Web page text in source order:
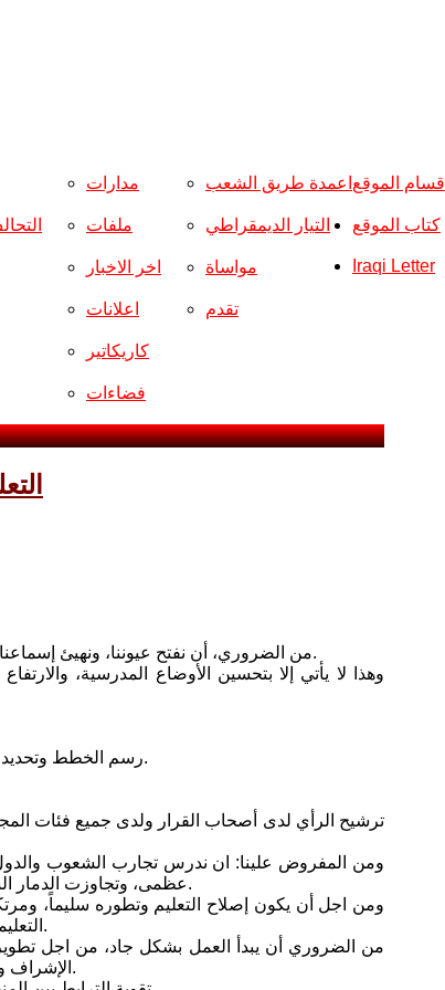
اقسام الموقع مدارات
ملفات
اخر الاخبار
اعلانات
كاريكاتير
فضاءات
اعمدة طريق الشعب
التيار الديمقراطي
مواساة
تقدم
كتاب الموقع
Iraqi Letter
من الضروري، أن نفتح عيوننا، ونهيئ إسماعنا ومداركنا، ونوجه اهتمامنا من اجل مستقبل أفضل لفلذات أكبادنا الطلبة، لتحقيق طموحهم وآمالهم.
وهذا لا يأتي إلا بتحسين الأوضاع المدرسية،
* رسم الخطط وتحديد الأهداف التربوية، لمسيرة فعالة تساعد على تحقيق نجاح التنمية الاقتصادية والاجتماعية والبشرية.
عظمى، وتجاوزت الدمار الشامل الذي لحق بها، في الحرب العالمية الثانية، وخلقت المعجزات بواسطة نظامها التربوي الفاعل.
التعليمي، وبين جميع المربين والساسة ومنظمات العمل المدني المهتمة بأمور التربية والتعليم، وكل الآباء.
الإشراف والتطوير، والإرادة، وتعزيز اللا مركزية، وتكريس مفهوم، استقلالية المدرسة، وتوثيق صلتها بالمجتمع.